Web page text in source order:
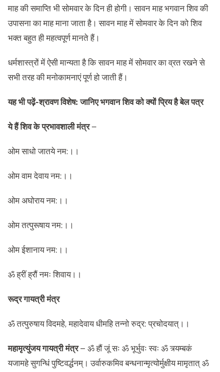
माह की समाप्ति भी सोमवार के दिन ही होगी। सावन माह भगवान शिव की
उपासना का माह माना जाता है। सावन माह में सोमवार के दिन को शिव
भक्त बहुत ही महत्वपूर्ण मानते हैं।
धर्मशास्त्रों में ऐसी मान्यता है कि सावन माह में सोमवार का व्रत रखने से
सभी तरह की मनोकामनाएं पूर्ण हो जाती हैं।
यह भी पढ़ें-श्रावण विशेष: जानिए भगवान शिव को क्यों प्रिय है बेल पत्र
ये हैं शिव के प्रभावशाली मंत्र –
ओम साधो जातये नम:।।
ओम वाम देवाय नम:।।
ओम अघोराय नम:।।
ओम तत्पुरूषाय नम:।।
ओम ईशानाय नम:।।
ॐ ह्रीं ह्रौं नमः शिवाय।।
रूद्र गायत्री मंत्र
ॐ तत्पुरुषाय विदमहे, महादेवाय धीमहि तन्नो रुद्र: प्रचोदयात्।।
महामृत्युंजय गायत्री मंत्र – ॐ हौं जूं सः ॐ भूर्भुवः स्वः ॐ त्र्यम्बकं
यजामहे सुगन्धिं पुष्टिवर्द्धनम्‌। उर्वारुकमिव बन्धनान्मृत्योर्मुक्षीय मामृतात्‌ ॐ